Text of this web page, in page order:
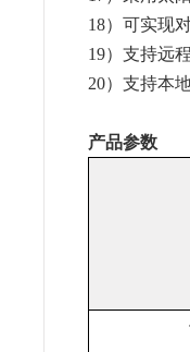
18）可实现
19）支持远
20）支持本
产品参数